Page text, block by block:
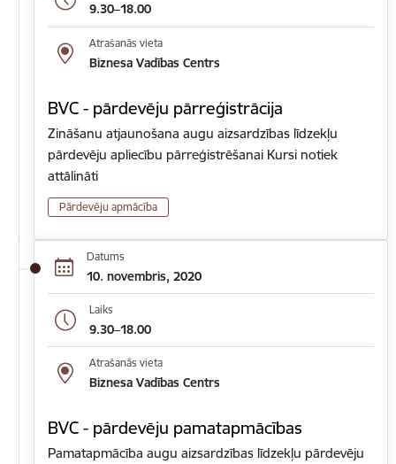
9.30–18.00
Atrašanās vieta
Biznesa Vadības Centrs
BVC - pārdevēju pārreģistrācija
Zināšanu atjaunošana augu aizsardzības līdzekļu
pārdevēju apliecību pārreģistrēšanai Kursi notiek
attālināti
Pārdevēju apmācība
Datums
10. novembris, 2020
Laiks
9.30–18.00
Atrašanās vieta
Biznesa Vadības Centrs
BVC - pārdevēju pamatapmācības
Pamatapmācība augu aizsardzības līdzekļu pārdevēju